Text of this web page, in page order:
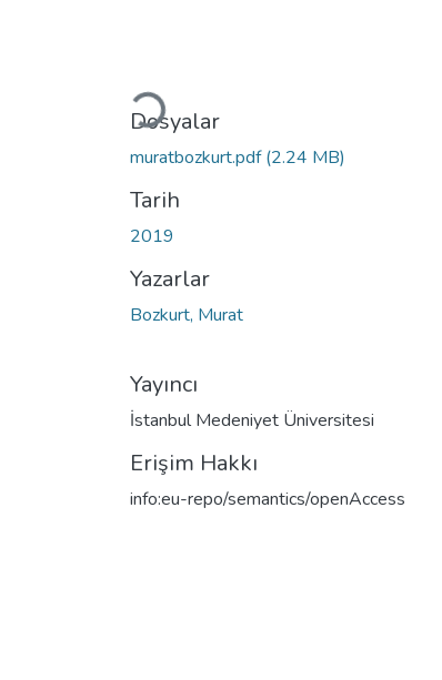
Yükleniyor...
Dosyalar
muratbozkurt.pdf(2.24 MB)
Tarih
2019
Yazarlar
Bozkurt, Murat
Yayıncı
İstanbul Medeniyet Üniversitesi
Erişim Hakkı
info:eu-repo/semantics/openAccess